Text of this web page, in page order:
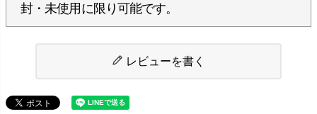
封・未使用に限り可能です。
レビューを書く